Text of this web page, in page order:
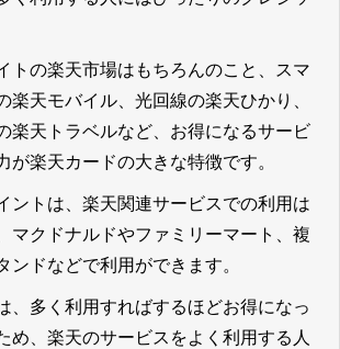
トの楽天市場はもちろんのこと、スマ
楽天モバイル、光回線の楽天ひかり、
楽天トラベルなど、お得になるサービ
が楽天カードの大きな特徴です。
ントは、楽天関連サービスでの利用は
マクドナルドやファミリーマート、複
ンドなどで利用ができます。
、多く利用すればするほどお得になっ
め、楽天のサービスをよく利用する人